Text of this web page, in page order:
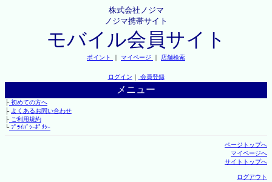
株式会社ノジマ
ノジマ携帯サイト
モバイル会員サイト
ポイント ｜ マイページ ｜ 店舗検索
ログイン ｜ 会員登録
メニュー
├初めての方へ
├ よくあるお問い合わせ
├ご利用規約
└ﾌﾟﾗｲﾊﾞｼｰﾎﾟﾘｼｰ
ページトップへ
マイページへ
サイトトップへ
ログアウト